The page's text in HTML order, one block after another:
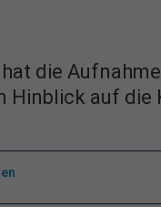
die
Hinblick auf